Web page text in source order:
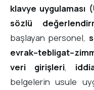
klavye uygulaması
sözlü
başlayan personel,
veri girişleri,
belgelerin usule